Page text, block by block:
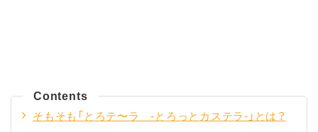
Contents
そもそも「とろテ〜ラ -とろっとカステラ-」とは？